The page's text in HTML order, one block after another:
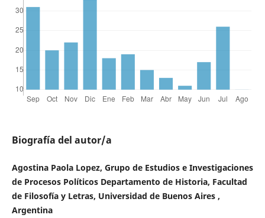
Biografía del autor/a
Agostina Paola Lopez, Grupo de Estudios e Investigaciones
de Procesos Políticos Departamento de Historia, Facultad
de Filosofía y Letras, Universidad de Buenos Aires ,
Argentina